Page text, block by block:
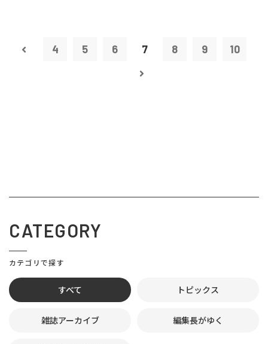
4 5 6 7 8 9 10
CATEGORY
カテゴリで探す
すべて トピックス
雑誌アーカイブ 編集長がゆく